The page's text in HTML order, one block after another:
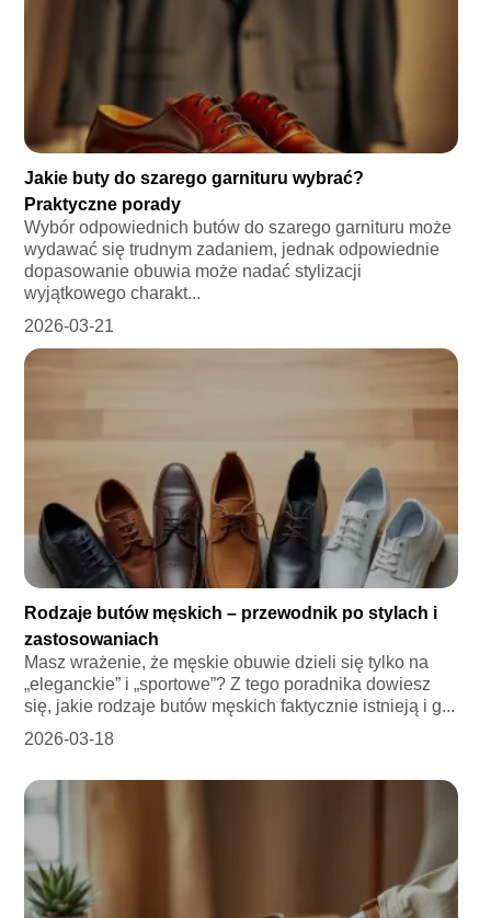
Jakie buty do szarego garnituru wybrać?
Praktyczne porady
Wybór odpowiednich butów do szarego garnituru może
wydawać się trudnym zadaniem, jednak odpowiednie
dopasowanie obuwia może nadać stylizacji
wyjątkowego charakt...
2026-03-21
Rodzaje butów męskich – przewodnik po stylach i
zastosowaniach
Masz wrażenie, że męskie obuwie dzieli się tylko na
„eleganckie” i „sportowe”? Z tego poradnika dowiesz
się, jakie rodzaje butów męskich faktycznie istnieją i g...
2026-03-18